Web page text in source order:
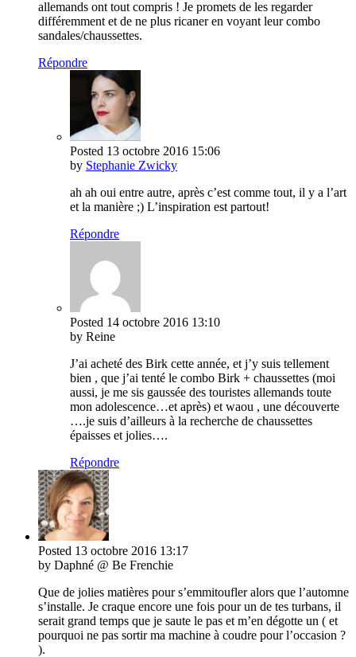
allemands ont tout compris ! Je promets de les regarder
différemment et de ne plus ricaner en voyant leur combo
sandales/chaussettes.
Répondre
Posted 13 octobre 2016 15:06
by Stephanie Zwicky
ah ah oui entre autre, après c’est comme tout, il y a l’art
et la manière ;) L’inspiration est partout!
Répondre
Posted 14 octobre 2016 13:10
by Reine
J’ai acheté des Birk cette année, et j’y suis tellement
bien , que j’ai tenté le combo Birk + chaussettes (moi
aussi, je me sis gaussée des touristes allemands toute
mon adolescence…et après) et waou , une découverte
….je suis d’ailleurs à la recherche de chaussettes
épaisses et jolies….
Répondre
Posted 13 octobre 2016 13:17
by Daphné @ Be Frenchie
Que de jolies matières pour s’emmitoufler alors que l’automne
s’installe. Je craque encore une fois pour un de tes turbans, il
serait grand temps que je saute le pas et m’en dégotte un ( et
pourquoi ne pas sortir ma machine à coudre pour l’occasion ?
).